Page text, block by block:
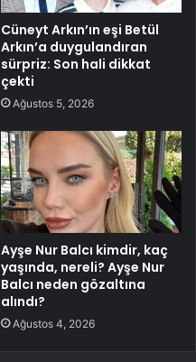
Cüneyt Arkın’ın eşi Betül
Arkın’a duygulandıran
sürpriz: Son hali dikkat
çekti
Ağustos 5, 2026
Ayşe Nur Balcı kimdir, kaç
yaşında, nereli? Ayşe Nur
Balcı neden gözaltına
alındı?
Ağustos 4, 2026